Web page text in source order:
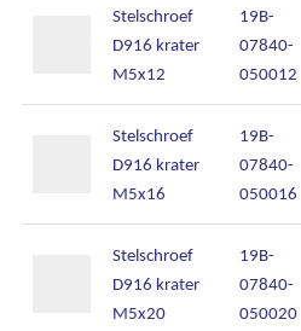
Stelschroef
D916 krater
M5x12
19B-
07840-
050012
Stelschroef
D916 krater
M5x16
19B-
07840-
050016
Stelschroef
D916 krater
M5x20
19B-
07840-
050020